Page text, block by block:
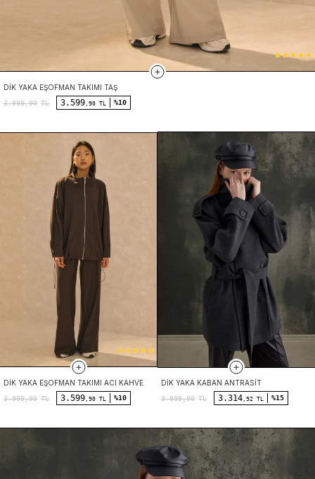
DIK YAKA EŞOFMAN TAKIMI TAŞ
3.999,90 TL 3.599 ,90 TL %10
DIK YAKA EŞOFMAN TAKIMI ACI KAHVE
3.999,90 TL 3.599 ,90 TL %10
DIK YAKA KABAN ANTRASIT
3.899,90 TL 3.314 ,92 TL %15